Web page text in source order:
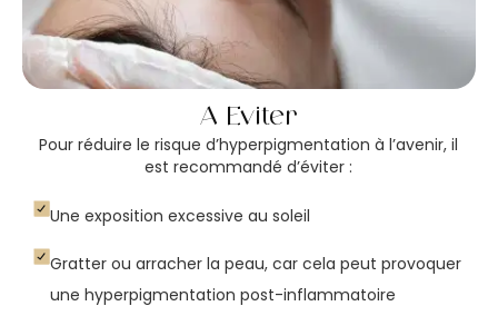
À Éviter
Pour réduire le risque d’hyperpigmentation à l’avenir, il
est recommandé d’éviter :
Une exposition excessive au soleil
Gratter ou arracher la peau, car cela peut provoquer
une hyperpigmentation post-inflammatoire